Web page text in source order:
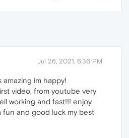
Jul 26, 2021, 6:36 PM
amazing im happy!
video, from youtube very
working and fast!!! enjoy
fun and good luck my best